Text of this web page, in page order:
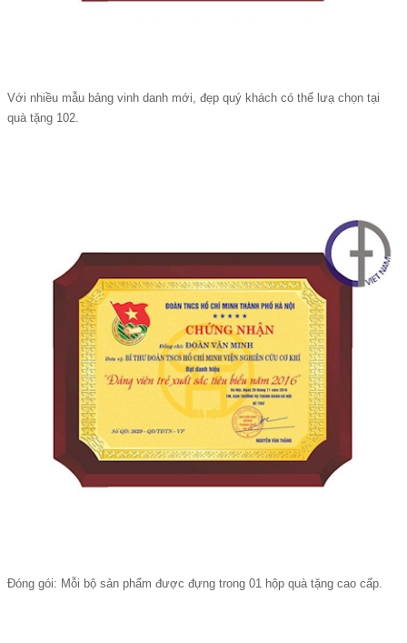
Với nhiều mẫu bảng vinh danh mới, đẹp quý khách có thể lưạ chọn tại
quà tặng 102.
Đóng gói: Mỗi bộ sản phẩm được đựng trong 01 hộp quà tặng cao cấp.